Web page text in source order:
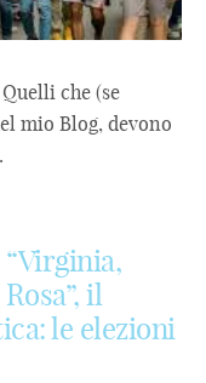
che (se
mio Blog, devono
il
le elezioni